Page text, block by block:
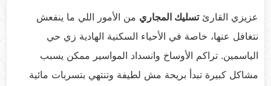
عزيزي القارئتسليك المجاري من الأمور اللي ما ينفعش
نتغافل عنها، خاصة في الأحياء السكنية الهادية زي حي
الياسمين. تراكم الأوساخ وانسداد المواسير ممكن يسبب
مشاكل كبيرة تبدأ بريحة مش لطيفة وتنتهي بتسربات مائية